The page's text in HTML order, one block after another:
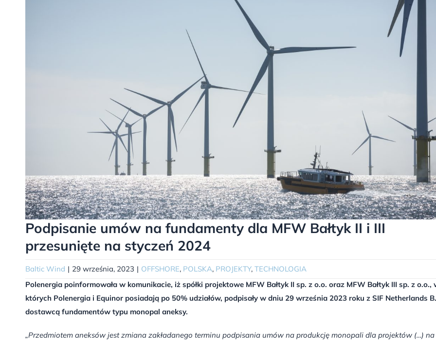
Podpisanie umów na fundamenty dla MFW Bałtyk II i III
przesunięte na styczeń 2024
Baltic Wind | 29 września, 2023 | OFFSHORE, POLSKA, PROJEKTY, TECHNOLOGIA
Polenergia poinformowała w komunikacie, iż spółki projektowe MFW Bałtyk II sp. z o.o. oraz MFW Bałtyk III sp. z o.o.,
których Polenergia i Equinor posiadają po 50% udziałów, podpisały w dniu 29 września 2023 roku z SIF Netherlands
dostawcą fundamentów typu monopal aneksy.
„Przedmiotem aneksów jest zmiana zakładanego terminu podpisania umów na produkcję monopali dla projektów (…) na